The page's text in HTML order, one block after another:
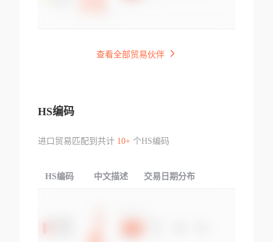
查看全部贸易伙伴
HS编码
进口贸易匹配到共计 10+个HS编码
HS编码 中文描述 交易日期分布